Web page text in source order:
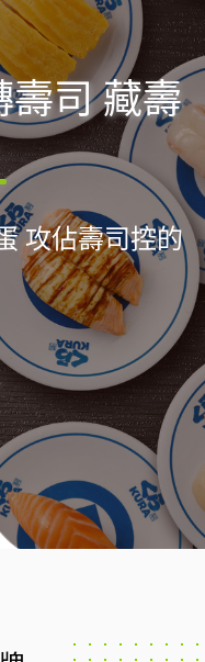
司 藏壽
攻佔壽司控的